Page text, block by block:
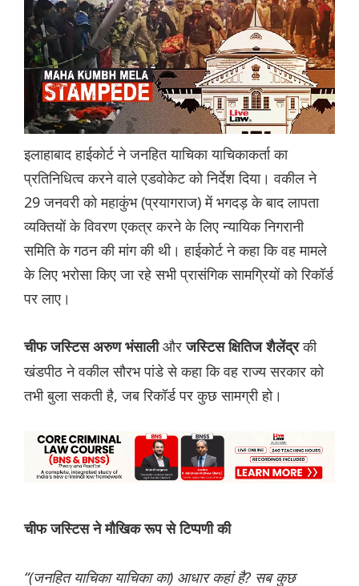
इलाहाबाद हाईकोर्ट ने जनहित याचिका याचिकाकर्ता का
प्रतिनिधित्व करने वाले एडवोकेट को निर्देश दिया। वकील ने
29 जनवरी को महाकुंभ (प्रयागराज) में भगदड़ के बाद लापता
व्यक्तियों के विवरण एकत्र करने के लिए न्यायिक निगरानी
समिति के गठन की मांग की थी। हाईकोर्ट ने कहा कि वह मामले
के लिए भरोसा किए जा रहे सभी प्रासंगिक सामग्रियों को रिकॉर्ड
पर लाए।
चीफ जस्टिस अरुण भंसालीऔरजस्टिस क्षितिज शैलेंद्रकी
खंडपीठ ने वकील सौरभ पांडे से कहा कि वह राज्य सरकार को
तभी बुला सकती है, जब रिकॉर्ड पर कुछ सामग्री हो।
चीफ जस्टिस ने मौखिक रूप से टिप्पणी की
“(जनहित याचिका याचिका का) आधार कहां है? सब कुछ